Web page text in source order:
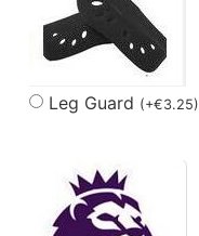
Leg Guard (+€3.25)